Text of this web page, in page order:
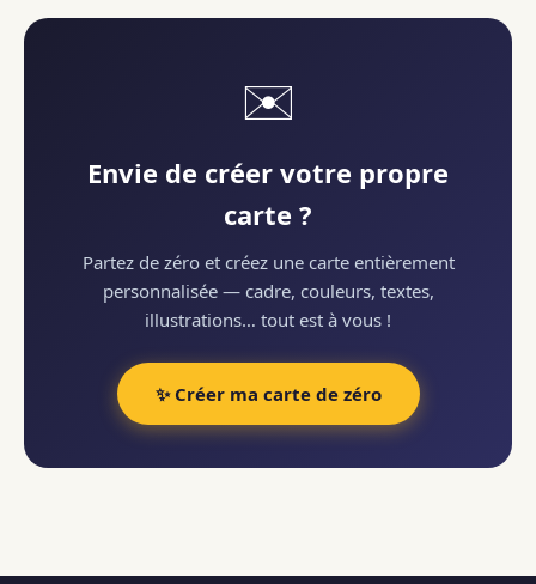
✉️
Envie de créer votre propre
carte ?
Partez de zéro et créez une carte entièrement
personnalisée — cadre, couleurs, textes,
illustrations… tout est à vous !
✨ Créer ma carte de zéro